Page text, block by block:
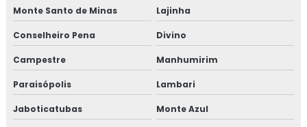
Monte Santo de Minas Lajinha
Conselheiro Pena Divino
Campestre Manhumirim
Paraisópolis Lambari
Jaboticatubas Monte Azul